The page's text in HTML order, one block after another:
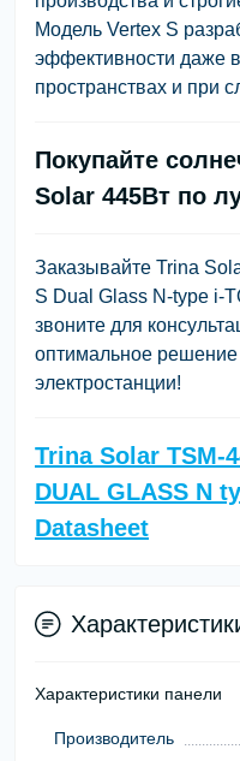
Модель Vertex S
эффективности даже
пространствах и при
Покупайте
Solar 445Вт по
Заказывайте Trina
S Dual Glass N-type i-
звоните для
оптимальное
электростанции!
Trina Solar TSM-
DUAL GLASS N
Datasheet
Характеристики панели
Производитель